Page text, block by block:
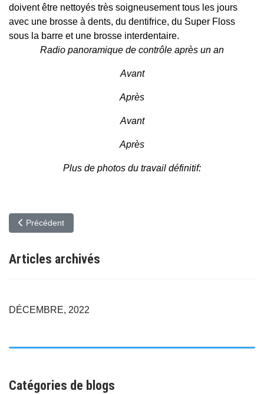
doivent être nettoyés très soigneusement tous les jours
avec une brosse à dents, du dentifrice, du Super Floss
sous la barre et une brosse interdentaire.
Radio panoramique de contrôle après un an
Avant
Après
Avant
Après
Plus de photos du travail définitif:
Article précédent : Extractions de dent aux foyers infectieux,
Précédent
Articles archivés
DÉCEMBRE, 2022
Catégories de blogs
ITT TALÁL MEG